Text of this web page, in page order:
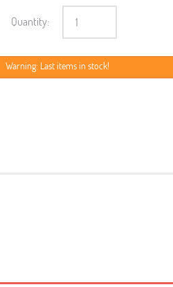
Quantity:
Warning: Last items in stock!